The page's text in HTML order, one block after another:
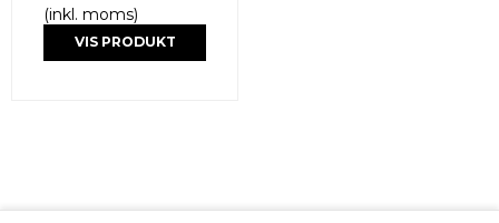
(inkl. moms)
VIS PRODUKT